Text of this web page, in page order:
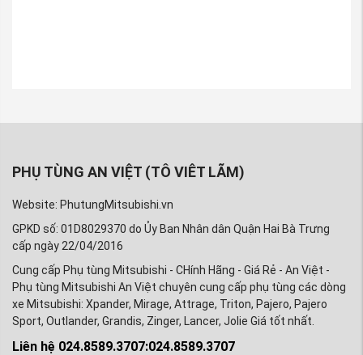
PHỤ TÙNG AN VIỆT (TÔ VIÊT LÃM)
Website: PhutungMitsubishi.vn
GPKD số: 01D8029370 do Ủy Ban Nhân dân Quận Hai Bà Trưng
cấp ngày 22/04/2016
Cung cấp Phụ tùng Mitsubishi - CHính Hãng - Giá Rẻ - An Việt -
Phụ tùng Mitsubishi An Việt chuyên cung cấp phụ tùng các dòng
xe Mitsubishi: Xpander, Mirage, Attrage, Triton, Pajero, Pajero
Sport, Outlander, Grandis, Zinger, Lancer, Jolie Giá tốt nhất.
Liên hệ 024.8589.3707:024.8589.3707